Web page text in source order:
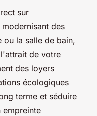
sur
modernisant des
ou la salle de bain,
l'attrait de votre
des loyers
écologiques
terme et séduire
empreinte